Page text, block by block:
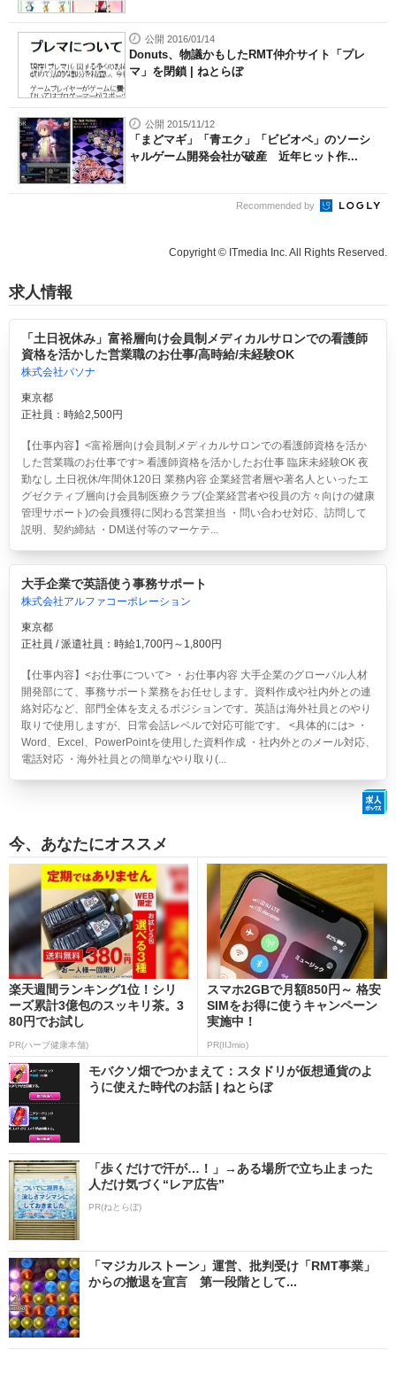
公開 2016/01/14
Donuts、物議かもしたRMT仲介サイト「プレ
マ」を閉鎖 | ねとらぼ
公開 2015/11/12
「まどマギ」「青エク」「ビビオペ」のソーシ
ャルゲーム開発会社が破産 近年ヒット作...
Recommended by
Copyright © ITmedia Inc. All Rights Reserved.
求人情報
「土日祝休み」富裕層向け会員制メディカルサロンでの看護師
資格を活かした営業職のお仕事/高時給/未経験OK
株式会社パソナ
東京都
正社員：時給2,500円
【仕事内容】<富裕層向け会員制メディカルサロンでの看護師資格を活か
した営業職のお仕事です> 看護師資格を活かしたお仕事 臨床未経験OK 夜
勤なし 土日祝休/年間休120日 業務内容 企業経営者層や著名人といったエ
グゼクティブ層向け会員制医療クラブ(企業経営者や役員の方々向けの健康
管理サポート)の会員獲得に関わる営業担当 ・問い合わせ対応、訪問して
説明、契約締結 ・DM送付等のマーケテ...
大手企業で英語使う事務サポート
株式会社アルファコーポレーション
東京都
正社員 / 派遣社員：時給1,700円～1,800円
【仕事内容】<お仕事について> ・お仕事内容 大手企業のグローバル人材
開発部にて、事務サポート業務をお任せします。資料作成や社内外との連
絡対応など、部門全体を支えるポジションです。英語は海外社員とのやり
取りで使用しますが、日常会話レベルで対応可能です。 <具体的には> ・
Word、Excel、PowerPointを使用した資料作成 ・社内外とのメール対応、
電話対応 ・海外社員との簡単なやり取り(...
今、あなたにオススメ
楽天週間ランキング1位！シリ
ーズ累計3億包のスッキリ茶。3
80円でお試し
PR(ハーブ健康本舗)
スマホ2GBで月額850円～ 格安
SIMをお得に使うキャンペーン
実施中！
PR(IIJmio)
モバクソ畑でつかまえて：スタドリが仮想通貨のよ
うに使えた時代のお話 | ねとらぼ
「歩くだけで汗が…！」→ある場所で立ち止まった
人だけ気づく“レア広告”
PR(ねとらぼ)
「マジカルストーン」運営、批判受け「RMT事業」
からの撤退を宣言 第一段階として...